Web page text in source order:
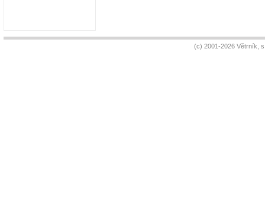
(c) 2001-2026 Větrník,